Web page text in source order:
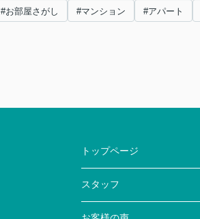
#お部屋さがし #マンション #アパート
トップページ
スタッフ